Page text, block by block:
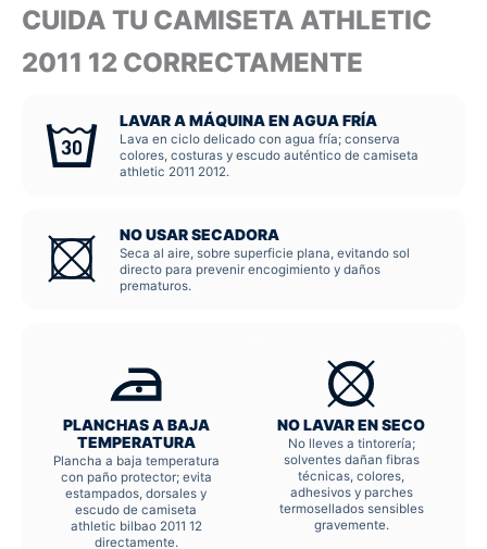
CUIDA TU CAMISETA ATHLETIC
2011 12 CORRECTAMENTE
LAVAR A MÁQUINA EN AGUA FRÍA
Lava en ciclo delicado con agua fría; conserva
colores, costuras y escudo auténtico de camiseta
athletic 2011 2012.
NO USAR SECADORA
Seca al aire, sobre superficie plana, evitando sol
directo para prevenir encogimiento y daños
prematuros.
PLANCHAS A BAJA
TEMPERATURA
Plancha a baja temperatura
con paño protector; evita
estampados, dorsales y
escudo de camiseta
athletic bilbao 2011 12
directamente.
NO LAVAR EN SECO
No lleves a tintorería;
solventes dañan fibras
técnicas, colores,
adhesivos y parches
termosellados sensibles
gravemente.